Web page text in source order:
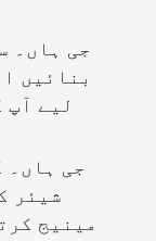
جی ہاں۔
بنائیں
لیے آپ
جی ہاں۔
شیئر
مینیج